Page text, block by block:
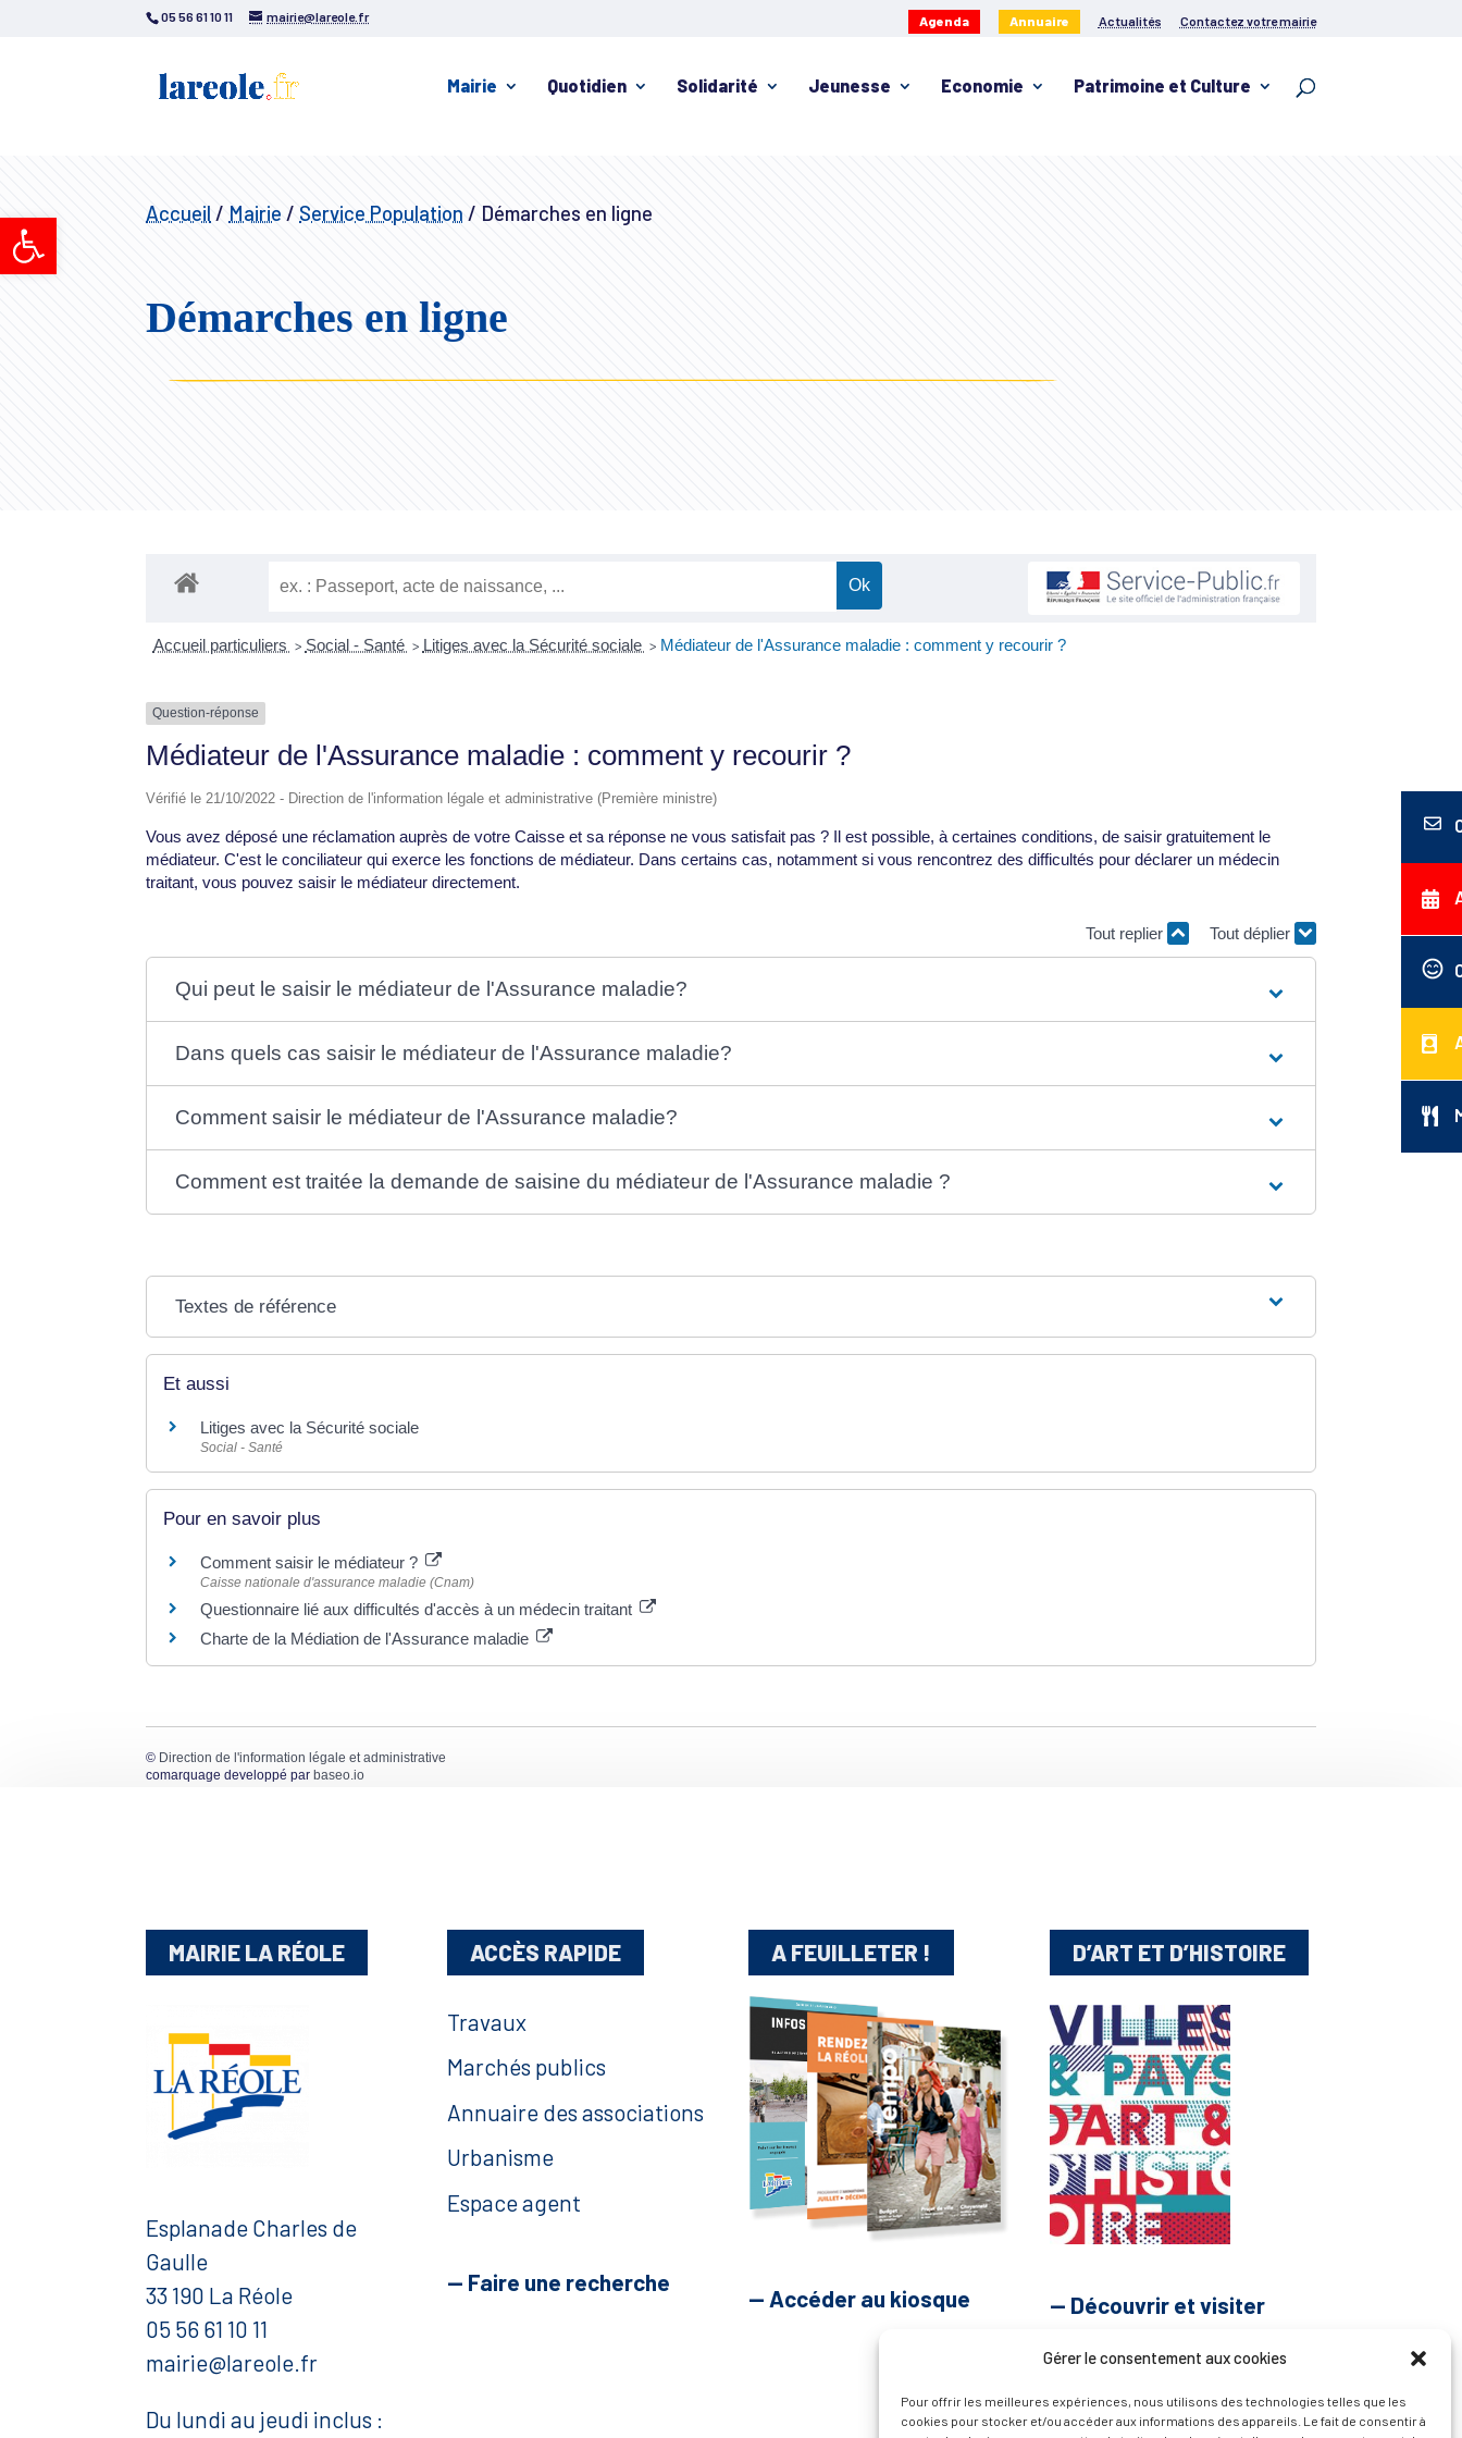
Ouvrir la barre d’outils
Gérer le consentement aux cookies
Pour offrir les meilleures expériences, nous utilisons des technologies telles que les
cookies pour stocker et/ou accéder aux informations des appareils. Le fait de consentir à
05 56 61 10 11 mairie@lareole.fr Agenda Annuaire Actualités Contactez votre mairie
Mairie Quotidien Solidarité Jeunesse Economie Patrimoine et Culture
Accueil / Mairie / Service Population / Démarches en ligne
Démarches en ligne
Accueil particuliers > Social - Santé > Litiges avec la Sécurité sociale > Médiateur de l'Assurance maladie : comment y recourir ?
Question-réponse
Médiateur de l'Assurance maladie : comment y recourir ?
Vérifié le 21/10/2022 - Direction de l'information légale et administrative (Première ministre)
Vous avez déposé une réclamation auprès de votre Caisse et sa réponse ne vous satisfait pas ? Il est possible, à certaines conditions, de saisir gratuitement le
médiateur. C'est le conciliateur qui exerce les fonctions de médiateur. Dans certains cas, notamment si vous rencontrez des difficultés pour déclarer un médecin
traitant, vous pouvez saisir le médiateur directement.
Tout replier Tout déplier
Qui peut le saisir le médiateur de l'Assurance maladie?
Dans quels cas saisir le médiateur de l'Assurance maladie?
Comment saisir le médiateur de l'Assurance maladie?
Comment est traitée la demande de saisine du médiateur de l'Assurance maladie ?
Textes de référence
Et aussi
Litiges avec la Sécurité sociale
Social - Santé
Pour en savoir plus
Comment saisir le médiateur ?
Caisse nationale d'assurance maladie (Cnam)
Questionnaire lié aux difficultés d'accès à un médecin traitant
Charte de la Médiation de l'Assurance maladie
© Direction de l'information légale et administrative
comarquage developpé par baseo.io
MAIRIE LA RÉOLE
Esplanade Charles de
Gaulle
33 190 La Réole
05 56 61 10 11
mairie@lareole.fr
Du lundi au jeudi inclus :
ACCÈS RAPIDE
Travaux
Marchés publics
Annuaire des associations
Urbanisme
Espace agent
— Faire une recherche
A FEUILLETER !
— Accéder au kiosque
D’ART ET D’HISTOIRE
— Découvrir et visiter